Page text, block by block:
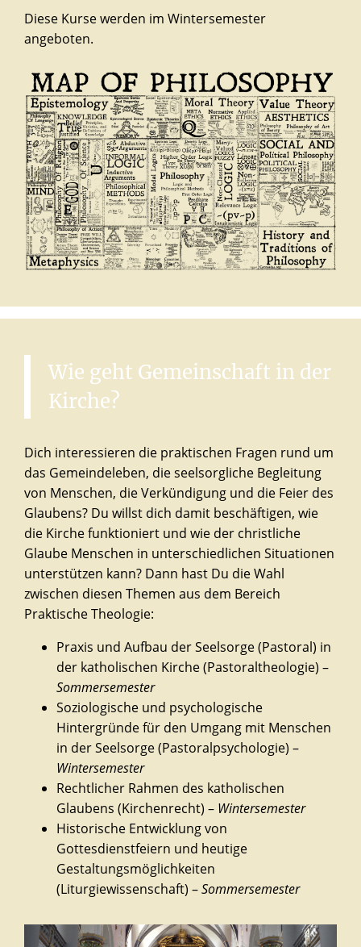
Diese Kurse werden im Wintersemester
angeboten.
Wie geht Gemeinschaft in der
Kirche?
Dich interessieren die praktischen Fragen rund um
das Gemeindeleben, die seelsorgliche Begleitung
von Menschen, die Verkündigung und die Feier des
Glaubens? Du willst dich damit beschäftigen, wie
die Kirche funktioniert und wie der christliche
Glaube Menschen in unterschiedlichen Situationen
unterstützen kann? Dann hast Du die Wahl
zwischen diesen Themen aus dem Bereich
Praktische Theologie:
Praxis und Aufbau der Seelsorge (Pastoral) in
der katholischen Kirche (Pastoraltheologie) –
Sommersemester
Soziologische und psychologische
Hintergründe für den Umgang mit Menschen
in der Seelsorge (Pastoralpsychologie) –
Wintersemester
Rechtlicher Rahmen des katholischen
Glaubens (Kirchenrecht) – Wintersemester
Historische Entwicklung von
Gottesdienstfeiern und heutige
Gestaltungsmöglichkeiten
(Liturgiewissenschaft) –Sommersemester